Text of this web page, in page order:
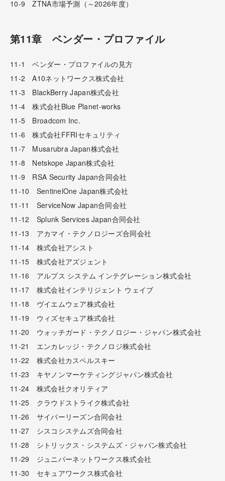
10-9 ZTNA市場予測（～2026年度）
第11章 ベンダー・プロファイル
11-1 ベンダー・プロファイルの見方
11-2 A10ネットワークス株式会社
11-3 BlackBerry Japan株式会社
11-4 株式会社Blue Planet-works
11-5 Broadcom Inc.
11-6 株式会社FFRIセキュリティ
11-7 Musarubra Japan株式会社
11-8 Netskope Japan株式会社
11-9 RSA Security Japan合同会社
11-10 SentinelOne Japan株式会社
11-11 ServiceNow Japan合同会社
11-12 Splunk Services Japan合同会社
11-13 アカマイ・テクノロジーズ合同会社
11-14 株式会社アシスト
11-15 株式会社アズジェント
11-16 アルプス システム インテグレーション株式会社
11-17 株式会社インテリジェント ウェイブ
11-18 ヴイエムウェア株式会社
11-19 ウィズセキュア株式会社
11-20 ウォッチガード・テクノロジー・ジャパン株式会社
11-21 エンカレッジ・テクノロジ株式会社
11-22 株式会社カスペルスキー
11-23 キヤノンマーケティングジャパン株式会社
11-24 株式会社クオリティア
11-25 クラウドストライク株式会社
11-26 サイバーリーズン合同会社
11-27 シスコシステムズ合同会社
11-28 シトリックス・システムズ・ジャパン株式会社
11-29 ジュニパーネットワークス株式会社
11-30 セキュアワークス株式会社